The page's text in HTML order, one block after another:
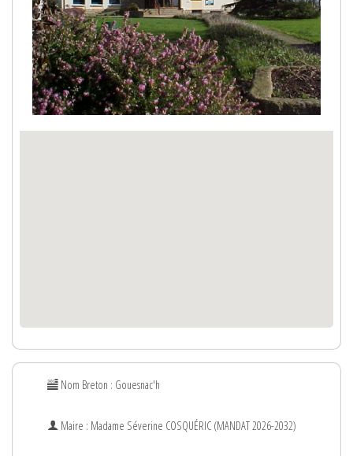
Nom Breton : Gouesnac'h
Maire : Madame Séverine COSQUÉRIC (MANDAT 2026-2032)